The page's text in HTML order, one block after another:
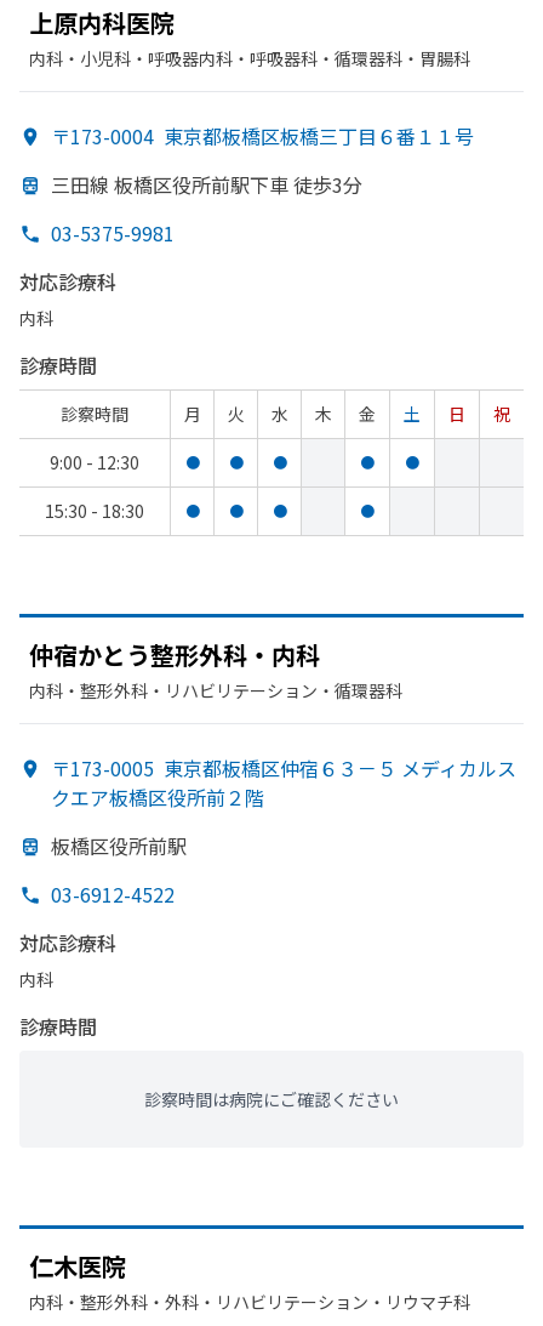
上原内科医院
内科・​小児科・​呼吸器内科・​呼吸器科・​循環器科・​胃腸科
〒173-0004 東京都板橋区板橋三丁目６番１１号
三田線 板橋区役所前駅下車 徒歩3分
03-5375-9981
対応診療科
内科
診療時間
診察時間 月 火 水 木 金 土 日
祝
9:00 - 12:30
● ● ● ● ●
15:30 - 18:30 ● ● ● ●
仲宿かとう整形外科・内科
内科・​整形外科・​リハビリテーション・​循環器科
〒173-0005 東京都板橋区仲宿６３－５ メディカルス
クエア板橋区役所前２階
板橋区役所前駅
03-6912-4522
対応診療科
内科
診療時間
診察時間は病院にご確認ください
仁木医院
内科・​整形外科・​外科・​リハビリテーション・​リウマチ科